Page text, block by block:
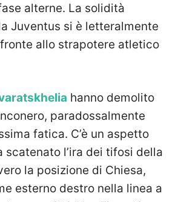
alterne. La solidità
Juventus si è letteralmente
allo strapotere atletico
hanno demolito
paradossalmente
fatica. C’è un aspetto
scatenato l’ira dei tifosi della
la posizione di Chiesa,
esterno destro nella linea a